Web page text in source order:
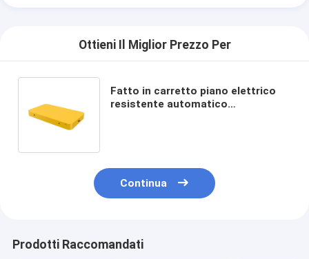
Ottieni Il Miglior Prezzo Per
Fatto in carretto piano elettrico
resistente automatico
Continua
Prodotti Raccomandati